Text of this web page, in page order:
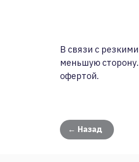
В связи с
меньшую
офертой.
← Назад